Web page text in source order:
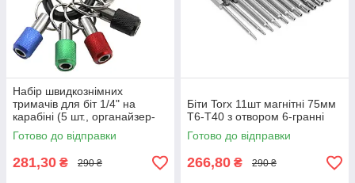
Набір швидкознімних
тримачів для біт 1/4" на
карабіні (5 шт., органайзер-
брелок з алюмінієвого
сплаву)
Готово до відправки
281,30 ₴ 290 ₴
Біти Torx 11шт магнітні 75мм
Т6-Т40 з отвором 6-гранні
Готово до відправки
266,80 ₴ 290 ₴